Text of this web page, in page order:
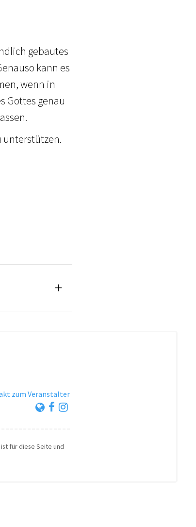
gebautes
kann es
wenn in
Gottes genau
unterstützen.
zum Veranstalter
für diese Seite und